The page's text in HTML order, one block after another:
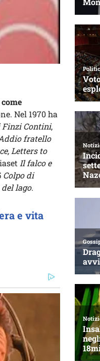
come
Nel 1970 ha
Contini,
fratello
Letters to
Il falco e
Colpo di
lago.
e vita